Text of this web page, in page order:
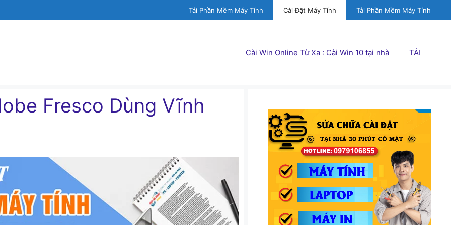
Tải Phần Mềm Máy Tính Cài Đặt Máy Tính Tải Phần Mềm Máy Tính
Cài Win Online Từ Xa : Cài Win 10 tại nhà TẢI
Fresco Dùng Vĩnh